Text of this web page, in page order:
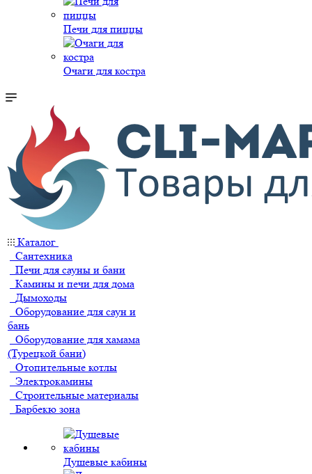
Печи для пиццы
Очаги для костра
Каталог
Сантехника
Печи для сауны и бани
Камины и печи для дома
Дымоходы
Оборудование для саун и
бань
Оборудование для хамама
(Турецкой бани)
Отопительные котлы
Электрокамины
Строительные материалы
Барбекю зона
Душевые кабины